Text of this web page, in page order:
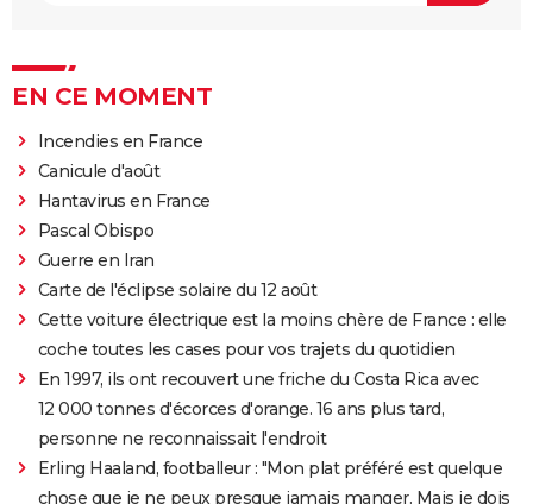
EN CE MOMENT
Incendies en France
Canicule d'août
Hantavirus en France
Pascal Obispo
Guerre en Iran
Carte de l'éclipse solaire du 12 août
Cette voiture électrique est la moins chère de France : elle
coche toutes les cases pour vos trajets du quotidien
En 1997, ils ont recouvert une friche du Costa Rica avec
12 000 tonnes d'écorces d'orange. 16 ans plus tard,
personne ne reconnaissait l'endroit
Erling Haaland, footballeur : "Mon plat préféré est quelque
chose que je ne peux presque jamais manger. Mais je dois